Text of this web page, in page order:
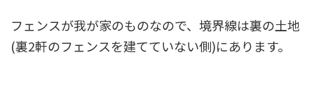
フェンスが我が家のものなので、境界線は裏の土地
(裏2軒のフェンスを建てていない側)にあります。